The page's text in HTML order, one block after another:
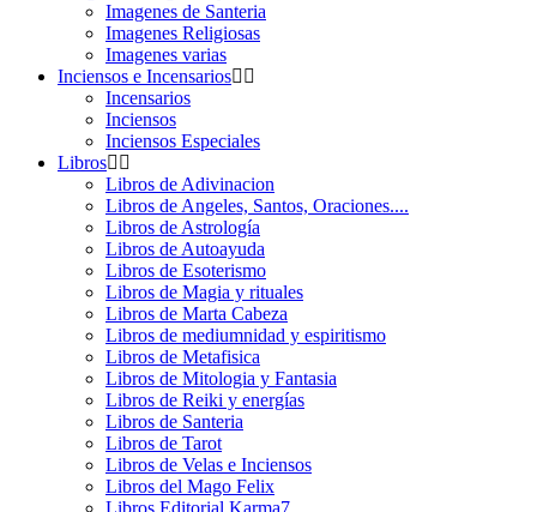
Imagenes de Santeria
Imagenes Religiosas
Imagenes varias
Inciensos e Incensarios
Incensarios
Inciensos
Inciensos Especiales
Libros
Libros de Adivinacion
Libros de Angeles, Santos, Oraciones....
Libros de Astrología
Libros de Autoayuda
Libros de Esoterismo
Libros de Magia y rituales
Libros de Marta Cabeza
Libros de mediumnidad y espiritismo
Libros de Metafisica
Libros de Mitologia y Fantasia
Libros de Reiki y energías
Libros de Santeria
Libros de Tarot
Libros de Velas e Inciensos
Libros del Mago Felix